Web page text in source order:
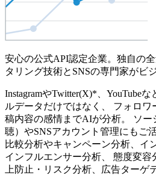
安心の公式API認定企業。独自の
タリング技術とSNSの専門家がビ
InstagramやTwitter(X)*、YouTube
ルデータだけではなく、 フォロ
稿内容の感情までAIが分析。 ソー
聴）やSNSアカウント管理にもご
比較分析やキャンペーン分析、イ
インフルエンサー分析、 態度変容
上防止・リスク分析、広告ターゲ